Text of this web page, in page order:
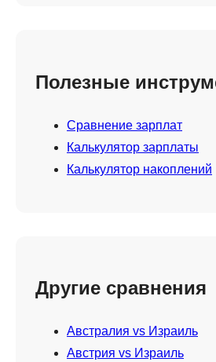
Полезные
Сравнение зарплат
Калькулятор зарплаты
Калькулятор накоплений
Другие сравнения
Австралия vs Израиль
Австрия vs Израиль